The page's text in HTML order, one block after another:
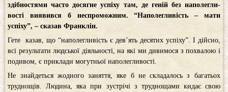
здібностями часто досягне успіху там, де геній без наполегли­
вості виявився б неспроможним. “Наполегливість – мати
успіху”, – сказав Франклін.
Гете казав, що “наполегливість є дев’ять десятих успіху”. І дійсно,
всі результати людської діяльності, на які ми дивимося з похвалою і
подивом, є приклади могутньої наполегливості.
Не знайдеться жодного заняття, яке б не скла­далось з багатьох
труднощів. Людина, яка при зустрічі з труднощами кидає свою